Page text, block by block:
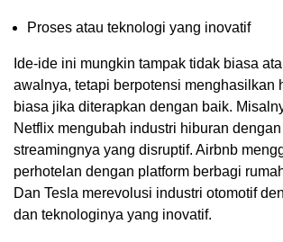
Proses atau teknologi yang inovatif
Ide-ide ini mungkin tampak tidak biasa
awalnya, tetapi berpotensi menghasilkan
biasa jika diterapkan dengan baik.
Netflix mengubah industri hiburan
streamingnya yang disruptif. Airbnb
perhotelan dengan platform berbagi
Dan Tesla merevolusi industri otomotif
dan teknologinya yang inovatif.